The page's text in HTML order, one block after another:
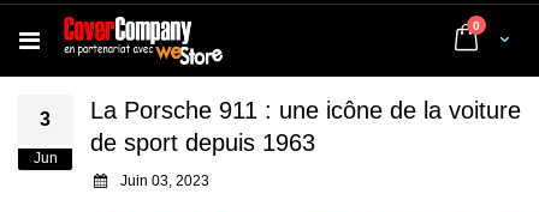
Cart
0 articles
3
Jun
La Porsche 911 : une icône de la voiture
de sport depuis 1963
Juin 03, 2023